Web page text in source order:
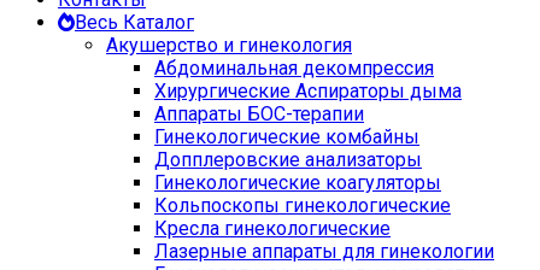
Весь Каталог
Акушерство и гинекология
Абдоминальная декомпрессия
Хирургические Аспираторы дыма
Аппараты БОС-терапии
Гинекологические комбайны
Допплеровские анализаторы
Гинекологические коагуляторы
Кольпоскопы гинекологические
Кресла гинекологические
Лазерные аппараты для гинекологии